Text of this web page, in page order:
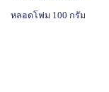
หลอดโฟม 100 กรัม